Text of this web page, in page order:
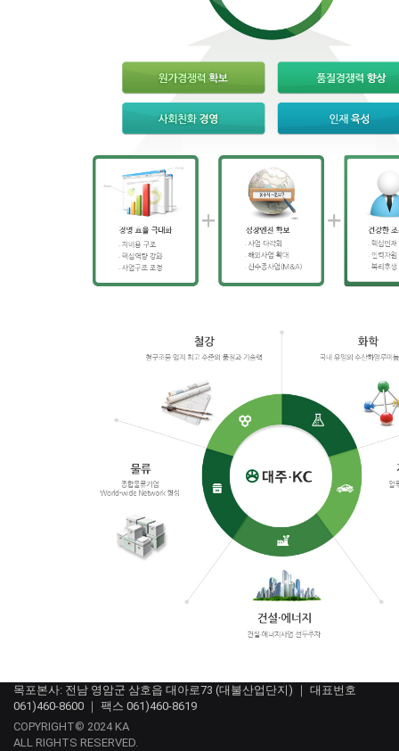
목포본사: 전남 영암군 삼호읍 대아로73 (대불산업단지) ｜ 대표번호
061)460-8600 ｜ 팩스 061)460-8619
COPYRIGHT© 2024 KA
ALL RIGHTS RESERVED.